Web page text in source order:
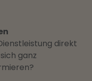
direkt
ganz